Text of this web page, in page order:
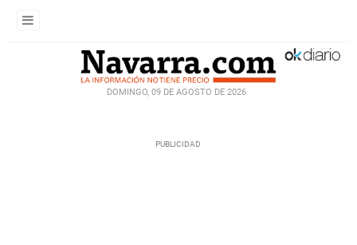
DOMINGO, 09 DE AGOSTO DE 2026